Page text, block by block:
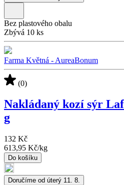
Bez plastového obalu
Zbývá 10 ks
Farma Květná - AureaBonum
(0)
Nakládaný kozí sýr
g
132 Kč
613,95 Kč/kg
Do košíku
Doručíme od úterý 11. 8.